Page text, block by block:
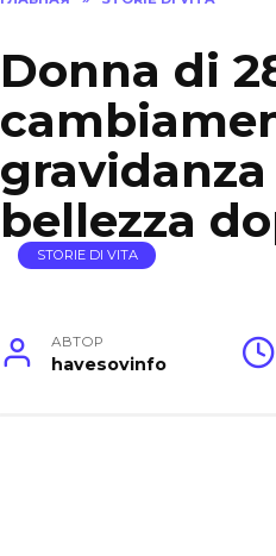
Donna di
bellezza
STORIE DI VITA
АВТОР
havesovinfo